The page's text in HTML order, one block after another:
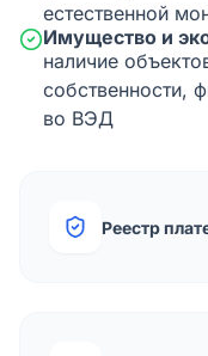
естественной
Имущество и
наличие
собственности,
во ВЭД
Реестр